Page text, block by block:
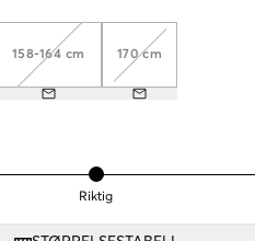
158-164 cm 170 cm
Riktig